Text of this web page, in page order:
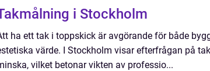
i Stockholm
ha ett tak i toppskick är avgörande för både
värde. I Stockholm visar efterfrågan på
vilket betonar vikten av professio...